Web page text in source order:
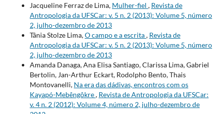
Jacqueline Ferraz de Lima, Mulher-fiel , Revista de
Antropologia da UFSCar: v. 5 n. 2 (2013): Volume 5, número
2, julho-dezembro de 2013
Tânia Stolze Lima,O campo e a escrita, Revista de
Antropologia da UFSCar: v. 5 n. 2 (2013): Volume 5, número
2, julho-dezembro de 2013
Amanda Danaga, Ana Elisa Santiago, Clarissa Lima, Gabriel
Bertolin, Jan-Arthur Eckart, Rodolpho Bento, Thais
Montovanelli, Na era das dádivas, encontros com os
Kayapó-Mebêngôkre, Revista de Antropologia da UFSCar:
v. 4 n. 2 (2012): Volume 4, número 2, julho-dezembro de